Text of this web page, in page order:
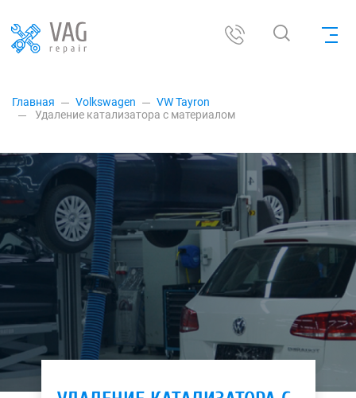
Главная Volkswagen
VW Tayron
Удаление катализатора с материалом